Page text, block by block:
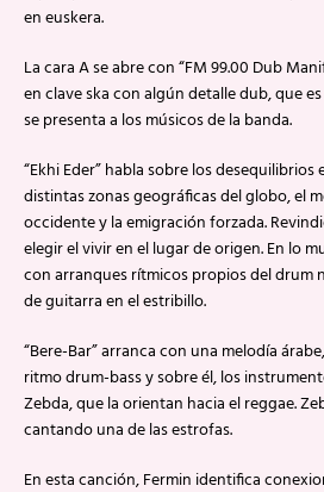
en euskera.
La cara A se abre con “FM 99.00 Dub
en clave ska con algún detalle dub, que
se presenta a los músicos de la banda.
“Ekhi Eder” habla sobre los desequilibrios
distintas zonas geográficas del globo, el
occidente y la emigración forzada.
elegir el vivir en el lugar de origen. En lo
con arranques rítmicos propios del drum
de guitarra en el estribillo.
“Bere-Bar” arranca con una melodía
ritmo drum-bass y sobre él, los
Zebda, que la orientan hacia el reggae.
cantando una de las estrofas.
En esta canción, Fermin identifica